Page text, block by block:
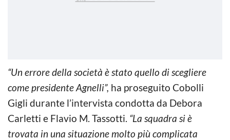
“Un errore della società è stato quello di scegliere
come presidente Agnelli”, ha proseguito Cobolli
Gigli durante l’intervista condotta da Debora
Carletti e Flavio M. Tassotti. “La squadra si è
trovata in una situazione molto più complicata